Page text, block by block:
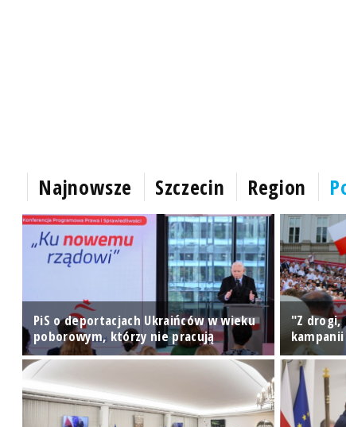
Najnowsze Szczecin Region
PiS o deportacjach Ukraińców w wieku
poborowym, którzy nie pracują
"Z drogi,